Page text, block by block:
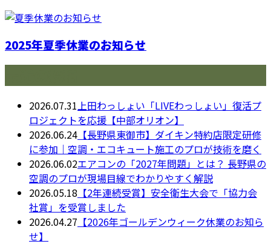
2025年夏季休業のお知らせ
2026.07.31上田わっしょい「LIVEわっしょい」復活プ
ロジェクトを応援【中部オリオン】
2026.06.24 【長野県東御市】ダイキン特約店限定研修
に参加｜空調・エコキュート施工のプロが技術を磨く
2026.06.02エアコンの「2027年問題」とは？ 長野県の
空調のプロが現場目線でわかりやすく解説
2026.05.18 【2年連続受賞】安全衛生大会で「協力会
社賞」を受賞しました
2026.04.27 【2026年ゴールデンウィーク休業のお知ら
せ】